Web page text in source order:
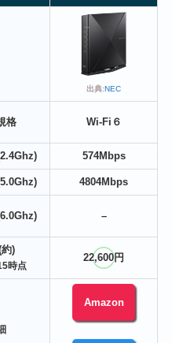
出典:NEC
格 Wi-Fi６
574Mbps
4804Mbps
–
)
時点
22,600円
Amazon